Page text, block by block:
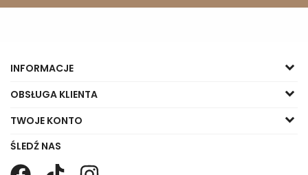
INFORMACJE
OBSŁUGA KLIENTA
TWOJE KONTO
ŚLEDŹ NAS